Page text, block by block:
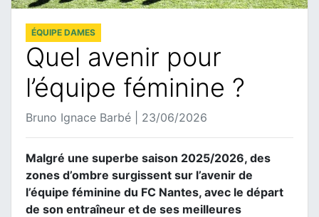
ÉQUIPE DAMES
Quel avenir pour
l’équipe féminine ?
Bruno Ignace Barbé | 23/06/2026
Malgré une superbe saison 2025/2026, des
zones d’ombre surgissent sur l’avenir de
l’équipe féminine du FC Nantes, avec le départ
de son entraîneur et de ses meilleures